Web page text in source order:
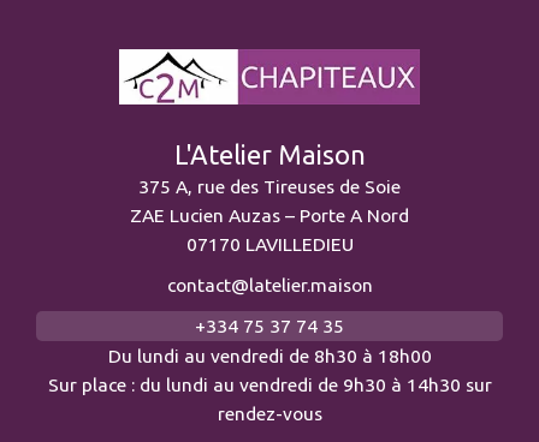
L'Atelier Maison
375 A, rue des Tireuses de Soie
ZAE Lucien Auzas – Porte A Nord
07170 LAVILLEDIEU
contact@latelier.maison
+334 75 37 74 35
Du lundi au vendredi de 8h30 à 18h00
Sur place : du lundi au vendredi de 9h30 à 14h30 sur
rendez-vous